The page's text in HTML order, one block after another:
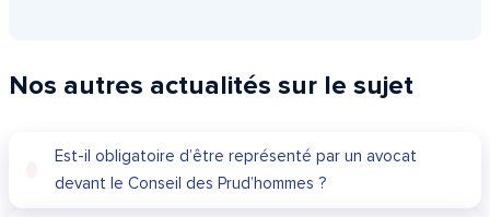
Nos autres actualités sur le sujet
Est-il obligatoire d’être représenté par un avocat
devant le Conseil des Prud’hommes ?